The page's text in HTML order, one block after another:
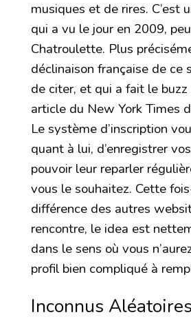
musiques et de rires. C’est
qui a vu le jour en 2009,
Chatroulette. Plus
déclinaison française de ce
de citer, et qui a fait le buzz
article du New York Times
Le système d’inscription
quant à lui, d’enregistrer
pouvoir leur reparler
vous le souhaitez. Cette
différence des autres
rencontre, le idea est
dans le sens où vous
profil bien compliqué à
Inconnus Aléatoires